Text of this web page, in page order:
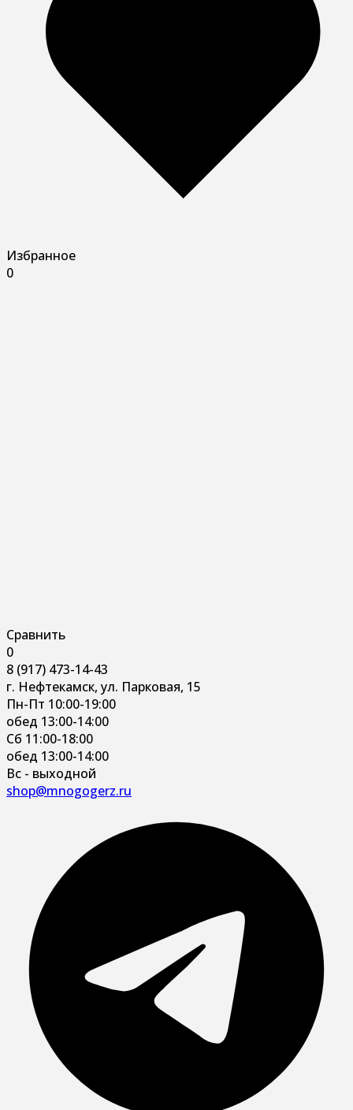
Избранное
0
Сравнить
0
8 (917) 473-14-43
г. Нефтекамск, ул. Парковая, 15
Пн-Пт 10:00-19:00
обед 13:00-14:00
Сб 11:00-18:00
обед 13:00-14:00
Вс - выходной
shop@mnogogerz.ru